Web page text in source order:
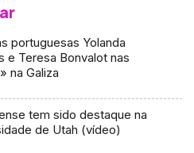
portuguesas Yolanda
e Teresa Bonvalot nas
na Galiza
tem sido destaque na
de Utah (vídeo)